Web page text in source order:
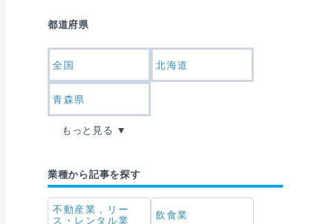
都道府県
全国 北海道
青森県
もっと見る
業種から記事を探す
不動産業，リー
ス・レンタル業
飲食業